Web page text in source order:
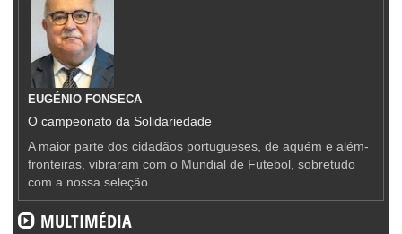
EUGÉNIO FONSECA
O campeonato da Solidariedade
A maior parte dos cidadãos portugueses, de aquém e além-
fronteiras, vibraram com o Mundial de Futebol, sobretudo
com a nossa seleção.
MULTIMÉDIA